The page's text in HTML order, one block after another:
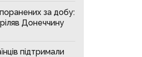
за добу:
Донеччину
підтримали